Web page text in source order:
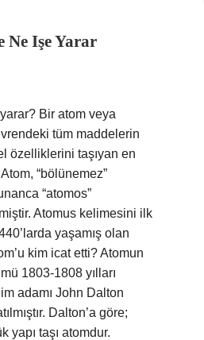
Ne Işe Yarar
Bir atom veya
tüm maddelerin
özelliklerini taşıyan en
Atom, “bölünemez”
“atomos”
Atomus kelimesini ilk
yaşamış olan
kim icat etti? Atomun
1803-1808 yılları
adamı John Dalton
Dalton’a göre;
yapı taşı atomdur.